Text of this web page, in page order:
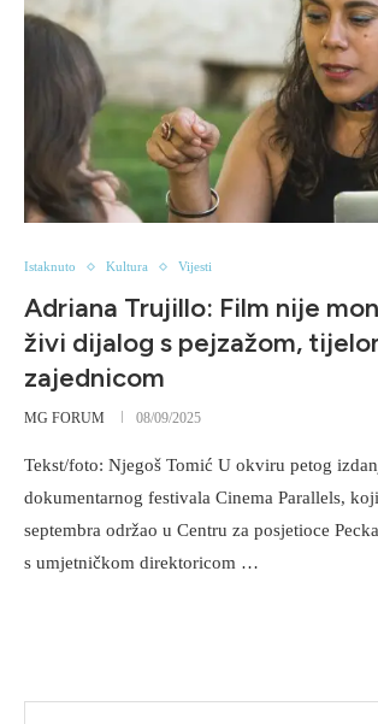
Istaknuto Kultura Vijesti
Adriana Trujillo: Film nije
živi dijalog s pejzažom,
zajednicom
MG FORUM 08/09/2025
Tekst/foto: Njegoš Tomić U okviru petog
dokumentarnog festivala Cinema Parallels,
septembra održao u Centru za posjetioce
s umjetničkom direktoricom …